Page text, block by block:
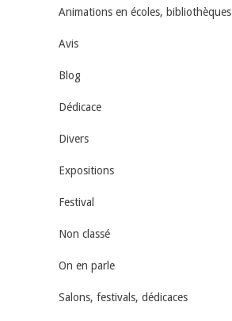
Animations en écoles, bibliothèques
Avis
Blog
Dédicace
Divers
Expositions
Festival
Non classé
On en parle
Salons, festivals, dédicaces